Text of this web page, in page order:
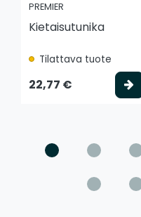
PREMIER
Kietaisutunika
Tilattava tuote
22,77 €